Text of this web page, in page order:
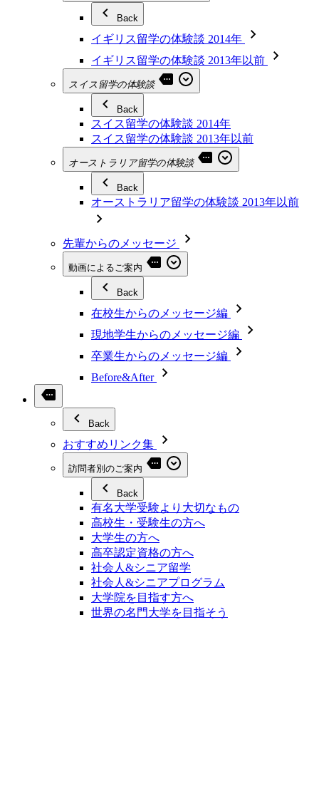
Back
イギリス留学の体験談 2014年
イギリス留学の体験談 2013年以前
スイス留学の体験談
Back
スイス留学の体験談 2014年
スイス留学の体験談 2013年以前
オーストラリア留学の体験談
Back
オーストラリア留学の体験談 2013年以前
先輩からのメッセージ
動画によるご案内
Back
在校生からのメッセージ編
現地学生からのメッセージ編
卒業生からのメッセージ編
Before&After
Back
おすすめリンク集
訪問者別のご案内
Back
有名大学受験より大切なもの
高校生・受験生の方へ
大学生の方へ
高卒認定資格の方へ
社会人&シニア留学
社会人&シニアプログラム
大学院を目指す方へ
世界の名門大学を目指そう